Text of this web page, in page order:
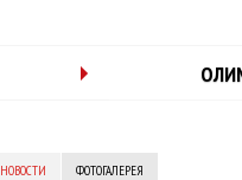
НОВОСТИ ФОТОГАЛЕРЕЯ